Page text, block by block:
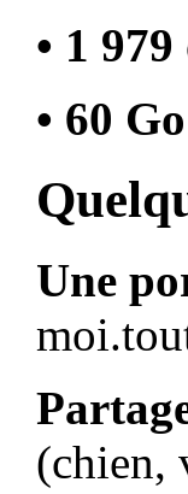
• 1 979
• 60 Go
Une
(chien,